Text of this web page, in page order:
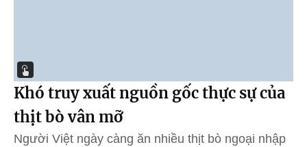
Khó truy xuất nguồn gốc thực sự của
thịt bò vân mỡ
Người Việt ngày càng ăn nhiều thịt bò ngoại nhập